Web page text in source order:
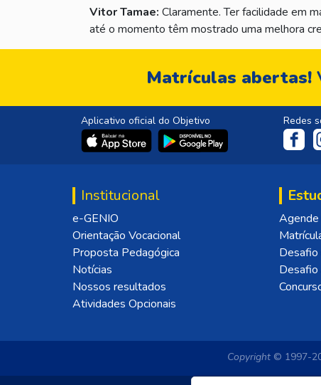
Vitor Tamae: Claramente. Ter facilidade em
até o momento têm mostrado uma melhora
Matrículas abertas!
Aplicativo oficial do Objetivo Redes
Institucional
e-GENIO
Orientação Vocacional
Proposta Pedagógica
Notícias
Nossos resultados
Atividades Opcionais
Agende
Copyright © 1997-